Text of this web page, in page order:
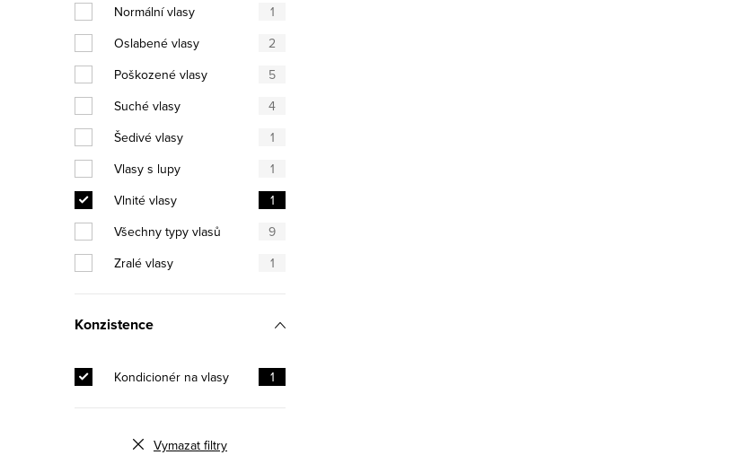
Normální vlasy
1
Oslabené vlasy
2
Poškozené vlasy
5
Suché vlasy
4
Šedivé vlasy
1
Vlasy s lupy
1
Vlnité vlasy
1
Všechny typy vlasů
9
Zralé vlasy
1
Konzistence
Kondicionér na vlasy 1
Vymazat filtry